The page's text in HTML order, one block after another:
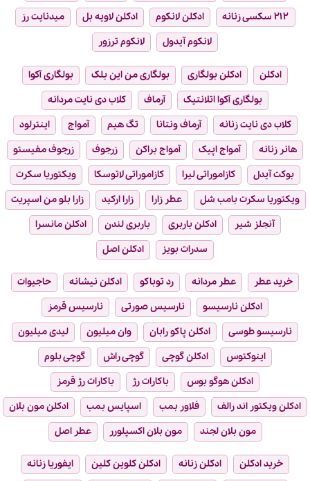
۲۱۲ سکسی زنانه
ادکلن لانکوم ادکلن لاویه بل
میدنایت رز
لانکوم آیدول
لانکوم ترزور
ادکلن ادکلن بولگاری بولگاری من این بلک
بولگاری آکوا
بولگاری آکوا اتلانتیک
آرماف
کلاب دی نایت مردانه
کلاب دی نایت زنانه
آرماف ونتانا تگ هیم آمواج
اینترلود
هانر زنانه
آمواج اپیک آمواج براکن زرجوف
زرجوف مفیستو
بوکت آیدل
کازاموراتی لیرا کازاموراتی لاتوسکا
ویکتوریا سکرت
ویکتوریا سکرت بامب شل
عطر زارا زارا ارکید
زارا بلو من اسپریت
آنجلز شیر
ادکلن باربری باربری لندن
ادکلن مانسرا
سدرات بویز
ادکلن اصل
خرید عطر عطر مردانه رد توباکو ادکلن نیشانه
حاجیوات
ادکلن نارسیسو
نارسیس صورتی
نارسیس قرمز
نارسیسو طوسی
ادکلن پاکو رابان وان میلیون
لیدی میلیون
اینوکتوس
ادکلن گوچی گوچی راش
گوچی بلوم
ادکلن هوگو بوس
باکارات رژ
باکارات رژ قرمز
ادکلن ویکتور اند رالف
فلاور بمب اسپایس بمب
ادکلن مون بلان
مون بلان لجند
مون بلان اکسپلورر عطر اصل
خرید ادکلن ادکلن زنانه ادکلن کلوین کلین
ایفوریا زنانه